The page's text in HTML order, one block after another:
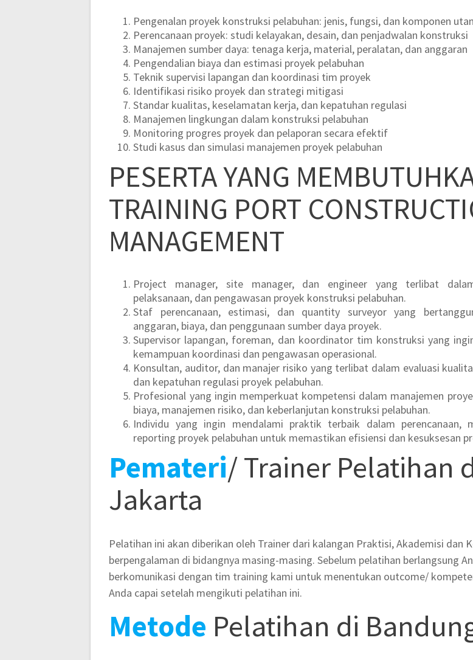
Pengenalan proyek konstruksi pelabuhan: jenis, fungsi, dan komponen
Perencanaan proyek: studi kelayakan, desain, dan penjadwalan konstruksi
Manajemen sumber daya: tenaga kerja, material, peralatan, dan anggaran
Pengendalian biaya dan estimasi proyek pelabuhan
Teknik supervisi lapangan dan koordinasi tim proyek
Identifikasi risiko proyek dan strategi mitigasi
Standar kualitas, keselamatan kerja, dan kepatuhan regulasi
Manajemen lingkungan dalam konstruksi pelabuhan
Monitoring progres proyek dan pelaporan secara efektif
Studi kasus dan simulasi manajemen proyek pelabuhan
PESERTA YANG
TRAINING PORT
MANAGEMENT
Project manager, site manager, dan engineer yang terlibat
pelaksanaan, dan pengawasan proyek konstruksi pelabuhan.
Staf perencanaan, estimasi, dan quantity surveyor yang
anggaran, biaya, dan penggunaan sumber daya proyek.
Supervisor lapangan, foreman, dan koordinator tim konstruksi yang
kemampuan koordinasi dan pengawasan operasional.
Konsultan, auditor, dan manajer risiko yang terlibat dalam evaluasi
dan kepatuhan regulasi proyek pelabuhan.
Profesional yang ingin memperkuat kompetensi dalam manajemen
biaya, manajemen risiko, dan keberlanjutan konstruksi pelabuhan.
Individu yang ingin mendalami praktik terbaik dalam perencanaan,
reporting proyek pelabuhan untuk memastikan efisiensi dan kesuksesan
Pemateri/ Trainer Pelatihan
Jakarta
Pelatihan ini akan diberikan oleh Trainer dari kalangan Praktisi, Akademisi dan
berpengalaman di bidangnya masing-masing. Sebelum pelatihan berlangsung
berkomunikasi dengan tim training kami untuk menentukan outcome/
Anda capai setelah mengikuti pelatihan ini.
Metode Pelatihan di